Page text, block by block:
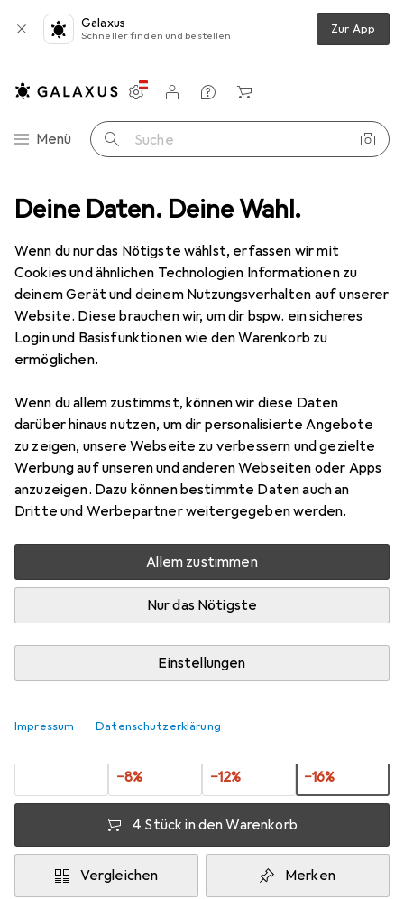
Deine Daten. Deine Wahl.
Wenn du nur das Nötigste wählst, erfassen wir mit
Cookies und ähnlichen Technologien Informationen zu
deinem Gerät und deinem Nutzungsverhalten auf unserer
Website. Diese brauchen wir, um dir bspw. ein sicheres
Login und Basisfunktionen wie den Warenkorb zu
ermöglichen.
Wenn du allem zustimmst, können wir diese Daten
darüber hinaus nutzen, um dir personalisierte Angebote
zu zeigen, unsere Webseite zu verbessern und gezielte
Werbung auf unseren und anderen Webseiten oder Apps
anzuzeigen. Dazu können bestimmte Daten auch an
Dritte und Werbepartner weitergegeben werden.
Allem zustimmen
Nur das Nötigste
Einstellungen
Impressum Datenschutzerklärung
Galaxus
Schneller finden und bestellen Zur App
Navigation nach Kategorien
Menü Suche
Einstellungen
Kundenkonto
Vergleichslisten
Merklisten
Warenkorb
Schleifmittel Pferd POLIFANFächerscheibe PFF60 SG STEELOX
11 Bilder
MENGENRABATT
PferdPOLIFANFächerscheibe PFF60
SG STEELOX
60
Preis in EUR inkl. MwSt.
EUR
13,08
Zwischen Do, 20.8. und Mi, 26.8. geliefert
Benachrichtigen, wenn schneller verfügbar
1 Stück
2 Stück
−8%
3 Stück
−12% −16%
4 Stück in den Warenkorb
Vergleichen Merken